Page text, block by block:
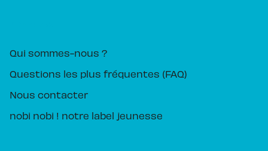
Qui sommes-nous ?
Questions les plus fréquentes (FAQ)
Nous contacter
nobi nobi ! notre label jeunesse